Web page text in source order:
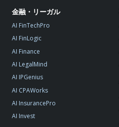
金融・リーガル
AI FinTechPro
AI FinLogic
AI Finance
AI LegalMind
AI IPGenius
AI CPAWorks
AI InsurancePro
AI Invest